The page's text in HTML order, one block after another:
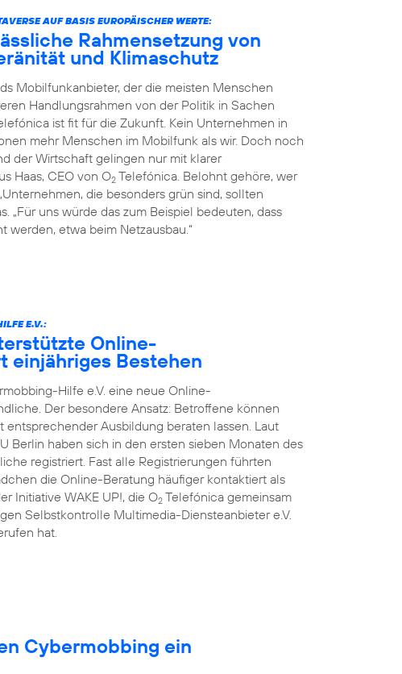
AUF BASIS EUROPÄISCHER WERTE:
Rahmensetzung von
und Klimaschutz
Mobilfunkanbieter, der die meisten Menschen
Handlungsrahmen von der Politik in Sachen
ist fit für die Zukunft. Kein Unternehmen in
mehr Menschen im Mobilfunk als wir. Doch noch
der Wirtschaft gelingen nur mit klarer
Haas, CEO von O2 Telefónica. Belohnt gehöre, wer
die besonders grün sind, sollten
„Für uns würde das zum Beispiel bedeuten, dass
etwa beim Netzausbau.“
E.V.:
Online-
einjähriges Bestehen
Hilfe e.V. eine neue Online-
Der besondere Ansatz: Betroffene können
Ausbildung beraten lassen. Laut
Berlin haben sich in den ersten sieben Monaten des
registriert. Fast alle Registrierungen führten
die Online-Beratung häufiger kontaktiert als
Initiative WAKE UP!, die O2 Telefónica gemeinsam
Selbstkontrolle Multimedia-Diensteanbieter e.V.
hat.
Cybermobbing ein